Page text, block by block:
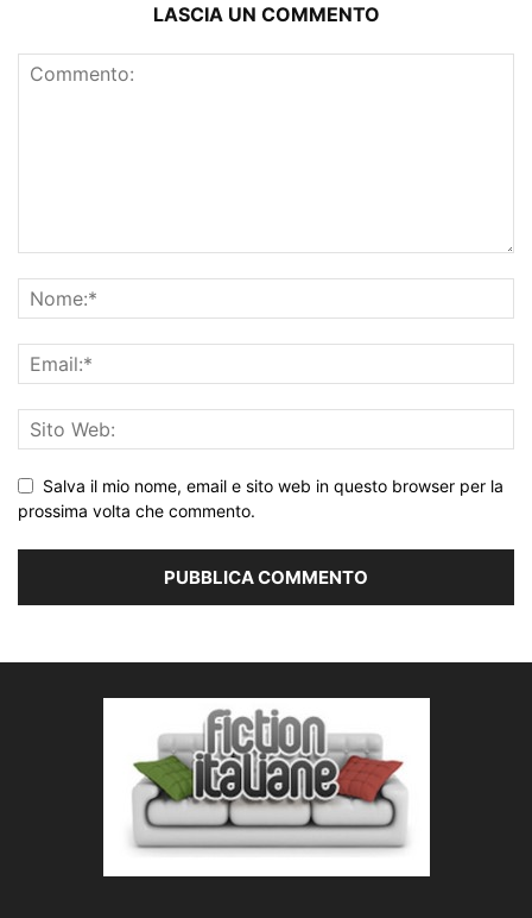
LASCIA UN COMMENTO
Salva il mio nome, email e sito web in questo browser per la
prossima volta che commento.